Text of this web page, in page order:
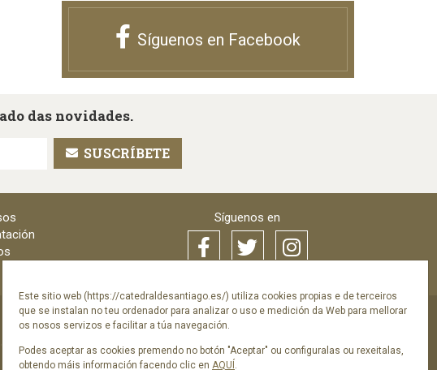
Este sitio web (https://catedraldesantiago.es/) utiliza cookies propias e de terceiros
que se instalan no teu ordenador para analizar o uso e medición da Web para mellorar
os nosos servizos e facilitar a túa navegación.
Podes aceptar as cookies premendo no botón "Aceptar" ou configuralas ou rexeitalas,
obtendo máis información facendo clic en AQUÍ.
Síguenos en Facebook
das novidades.
Síguenos en
| Política de privacidade